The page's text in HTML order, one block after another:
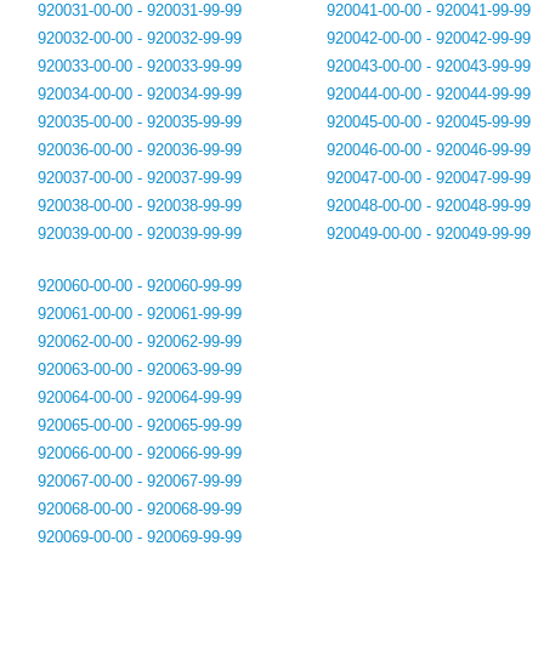
920031-00-00 - 920031-99-99
920032-00-00 - 920032-99-99
920033-00-00 - 920033-99-99
920034-00-00 - 920034-99-99
920035-00-00 - 920035-99-99
920036-00-00 - 920036-99-99
920037-00-00 - 920037-99-99
920038-00-00 - 920038-99-99
920039-00-00 - 920039-99-99
920041-00-00 - 920041-99-99
920042-00-00 - 920042-99-99
920043-00-00 - 920043-99-99
920044-00-00 - 920044-99-99
920045-00-00 - 920045-99-99
920046-00-00 - 920046-99-99
920047-00-00 - 920047-99-99
920048-00-00 - 920048-99-99
920049-00-00 - 920049-99-99
920060-00-00 - 920060-99-99
920061-00-00 - 920061-99-99
920062-00-00 - 920062-99-99
920063-00-00 - 920063-99-99
920064-00-00 - 920064-99-99
920065-00-00 - 920065-99-99
920066-00-00 - 920066-99-99
920067-00-00 - 920067-99-99
920068-00-00 - 920068-99-99
920069-00-00 - 920069-99-99